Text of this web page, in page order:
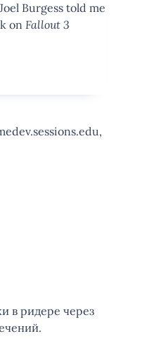
Burgess told me
on Fallout 3
в ридере через